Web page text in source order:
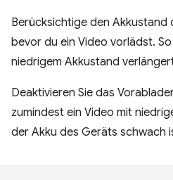
Berücksichtige den Akkustand
bevor du ein Video vorlädst.
niedrigem Akkustand
Deaktivieren Sie das
zumindest ein Video mit
der Akku des Geräts schwach